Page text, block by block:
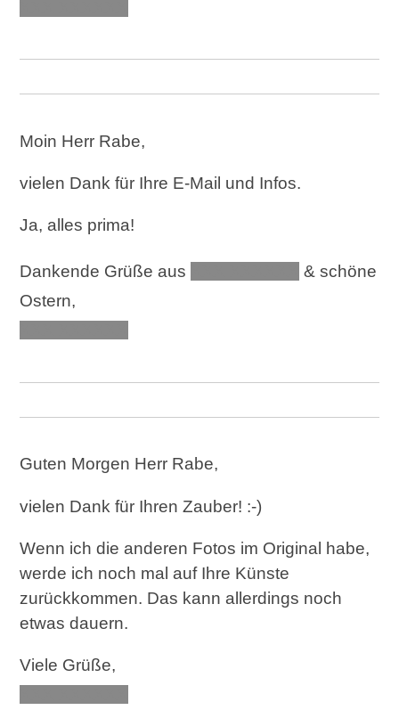
Moin Herr Rabe,
vielen Dank für Ihre E-Mail und Infos.
Ja, alles prima!
Dankende Grüße aus
& schöne
Ostern,
Guten Morgen Herr Rabe,
vielen Dank für Ihren Zauber! :-)
Wenn ich die anderen Fotos im Original habe,
werde ich noch mal auf Ihre Künste
zurückkommen. Das kann allerdings noch
etwas dauern.
Viele Grüße,